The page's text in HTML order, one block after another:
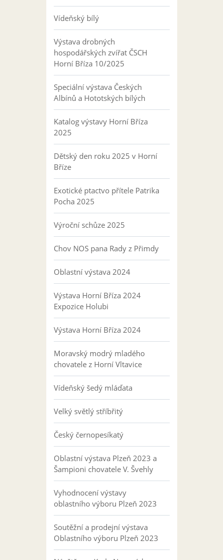
Vídeňský bílý
Výstava drobných
hospodářských zvířat ČSCH
Horní Bříza 10/2025
Speciální výstava Českých
Albínů a Hototských bílých
Katalog výstavy Horní Bříza
2025
Dětský den roku 2025 v Horní
Bříze
Exotické ptactvo přítele Patrika
Pocha 2025
Výroční schůze 2025
Chov NOS pana Rady z Přimdy
Oblastní výstava 2024
Výstava Horní Bříza 2024
Expozice Holubi
Výstava Horní Bříza 2024
Moravský modrý mladého
chovatele z Horní Vltavice
Vídeňský šedý mláďata
Velký světlý stříbřitý
Český černopesíkatý
Oblastní výstava Plzeň 2023 a
Šampioni chovatele V. Švehly
Vyhodnocení výstavy
oblastního výboru Plzeň 2023
Soutěžní a prodejní výstava
Oblastního výboru Plzeň 2023